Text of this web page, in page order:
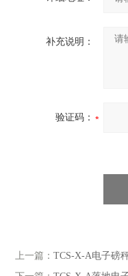
补充说明：
验证码：
上一篇： TCS-X-A电子磅